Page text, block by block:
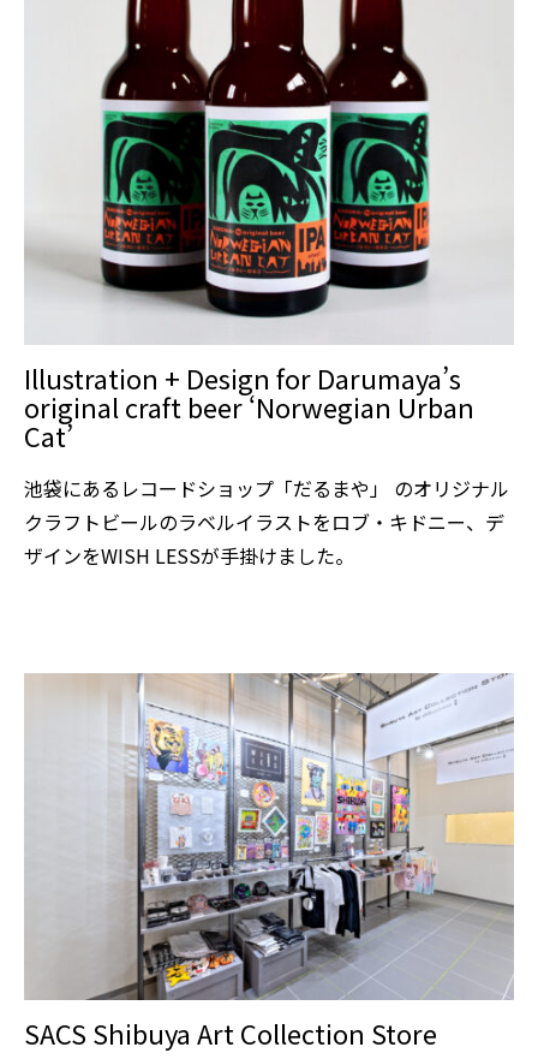
Illustration + Design for Darumaya’s
original craft beer ‘Norwegian Urban
Cat’
池袋にあるレコードショップ「だるまや」 のオリジナル
クラフトビールのラベルイラストをロブ・キドニー、デ
ザインをWISH LESSが手掛けました。
SACS Shibuya Art Collection Store